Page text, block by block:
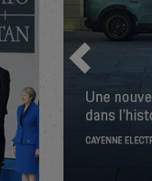
Previous